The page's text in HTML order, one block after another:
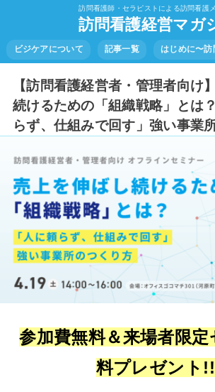
訪問看護師・セラピストによる訪問看護
訪問看護経営マガ
ビジケアについて 記事一覧 はじめに〜
【訪問看護経営者・管理者向け
続けるための「組織戦略」とは
らず、仕組みで回す」強い事業
参加費無料＆来場者限
料プレゼント